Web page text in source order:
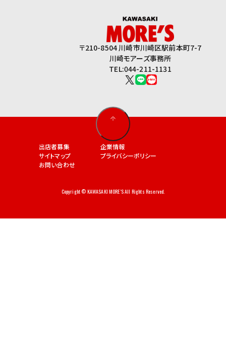
〒210-8504 川崎市川崎区駅前本町7-7
川崎モアーズ事務所
TEL:044-211-1131
出店者募集
企業情報
サイトマップ
プライバシーポリシー
お問い合わせ
Copyright © KAWASAKI MORE’S All Rights Reserved.